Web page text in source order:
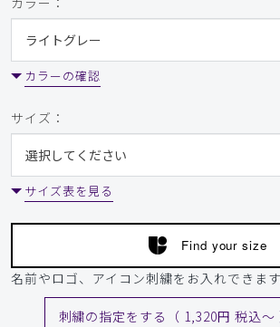
カラーの確認
サイズ：
サイズ表を見る
Find your size
名前やロゴ、アイコン刺繍をお入れできます
刺繍の指定をする（ 1,320円 税込〜